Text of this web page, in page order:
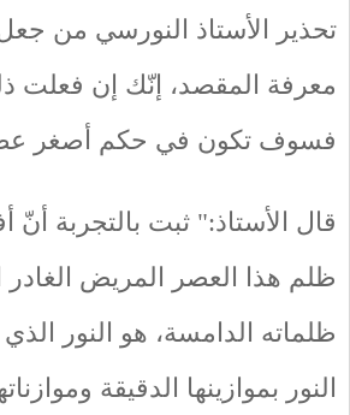
تحذير الأستاذ النورسي من جعل
معرفة المقصد، إنّك إن فعلت
فسوف تكون في حكم أصغر
قال الأستاذ:" ثبت بالتجربة
ظلم هذا العصر المريض
ظلماته الدامسة، هو النور
النور بموازينها الدقيقة